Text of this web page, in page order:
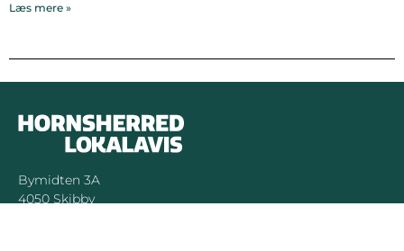
Læs mere »
Bymidten 3A
4050 Skibby